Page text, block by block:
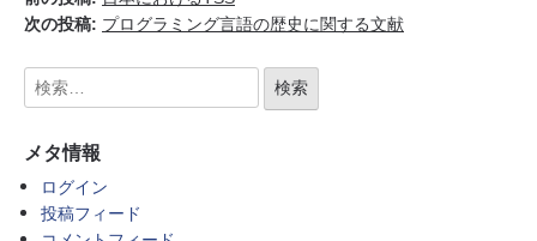
次の投稿: プログラミング言語の歴史に関する文献
メタ情報
ログイン
投稿フィード